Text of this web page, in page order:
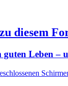
diesem
guten Leben